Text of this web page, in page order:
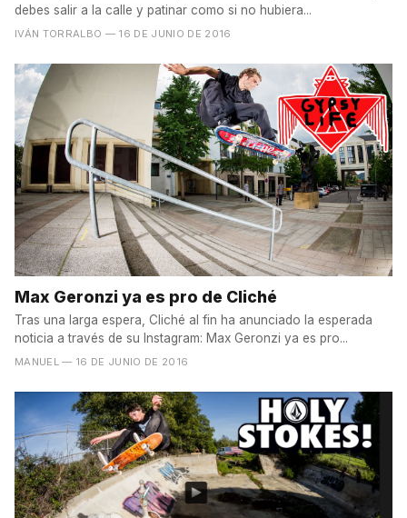
debes salir a la calle y patinar como si no hubiera...
IVÁN TORRALBO — 16 DE JUNIO DE 2016
Max Geronzi ya es pro de Cliché
Tras una larga espera, Cliché al fin ha anunciado la esperada
noticia a través de su Instagram: Max Geronzi ya es pro...
MANUEL — 16 DE JUNIO DE 2016